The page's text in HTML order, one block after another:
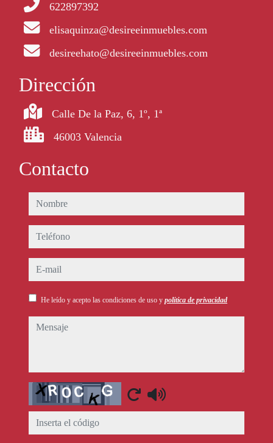
622897392
elisaquinza@desireeinmuebles.com
desireehato@desireeinmuebles.com
Dirección
Calle De la Paz, 6, 1º, 1ª
46003 Valencia
Contacto
nombre
teléfono
e-mail
He leído y acepto las condiciones de uso y política de privacidad
mensaje
Captcha